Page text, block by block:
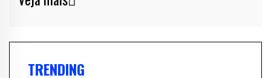
TRENDING